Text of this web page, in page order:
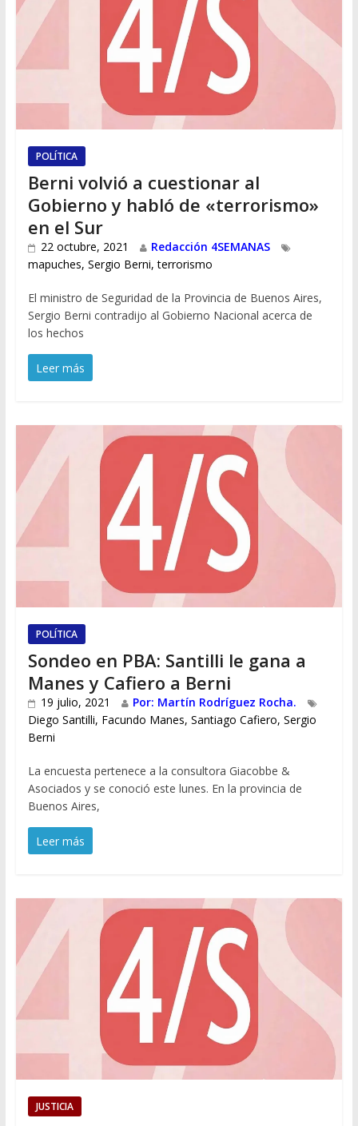
POLÍTICA
Berni volvió a cuestionar al
Gobierno y habló de «terrorismo»
en el Sur
22 octubre, 2021
Redacción 4SEMANAS
mapuches, Sergio Berni,terrorismo
El ministro de Seguridad de la Provincia de Buenos Aires,
Sergio Berni contradijo al Gobierno Nacional acerca de
los hechos
Leer más
POLÍTICA
Sondeo en PBA: Santilli le gana a
Manes y Cafiero a Berni
19 julio, 2021
Por: Martín Rodríguez Rocha.
Diego Santilli, Facundo Manes, Santiago Cafiero, Sergio
Berni
La encuesta pertenece a la consultora Giacobbe &
Asociados y se conoció este lunes. En la provincia de
Buenos Aires,
Leer más
JUSTICIA